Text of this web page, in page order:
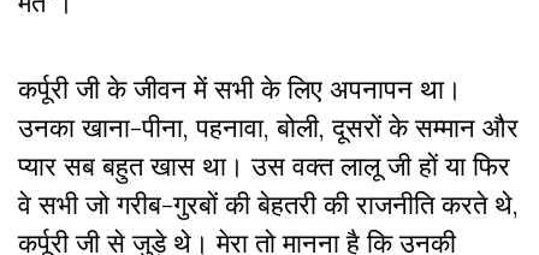
कर्पूरी जी के जीवन में सभी के लिए अपनापन था।
उनका खाना-पीना, पहनावा, बोली, दूसरों के सम्मान और
प्यार सब बहुत खास था। उस वक्त लालू जी हों या फिर
वे सभी जो गरीब-गुरबों की बेहतरी की राजनीति करते थे,
कर्पूरी जी से जुड़े थे। मेरा तो मानना है कि उनकी